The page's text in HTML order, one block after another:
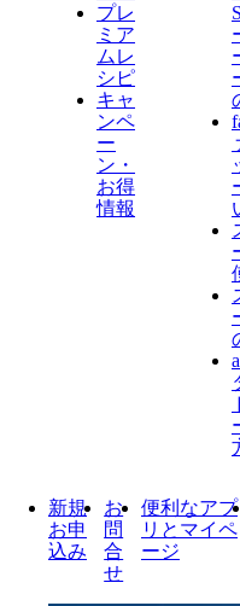
プレ
ミア
ムレ
シピ
キャ
ンペ
ー
ン・
お得
情報
新規
お申
込み
お
問
合
せ
便利なアプ
リとマイペ
ージ